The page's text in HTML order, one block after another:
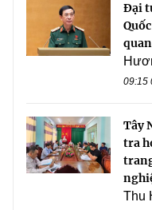
Đại
09:15
Tây
tra
Thu